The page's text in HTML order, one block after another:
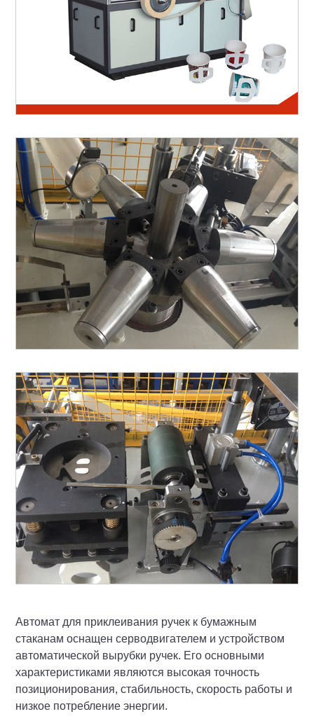
Автомат для приклеивания ручек к бумажным
стаканам оснащен серводвигателем и устройством
автоматической вырубки ручек. Его основными
характеристиками являются высокая точность
позиционирования, стабильность, скорость работы и
низкое потребление энергии.